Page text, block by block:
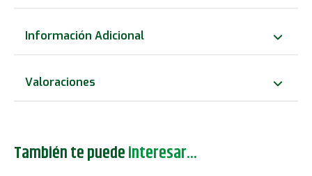
Información Adicional
Valoraciones
También te puedeinteresar...